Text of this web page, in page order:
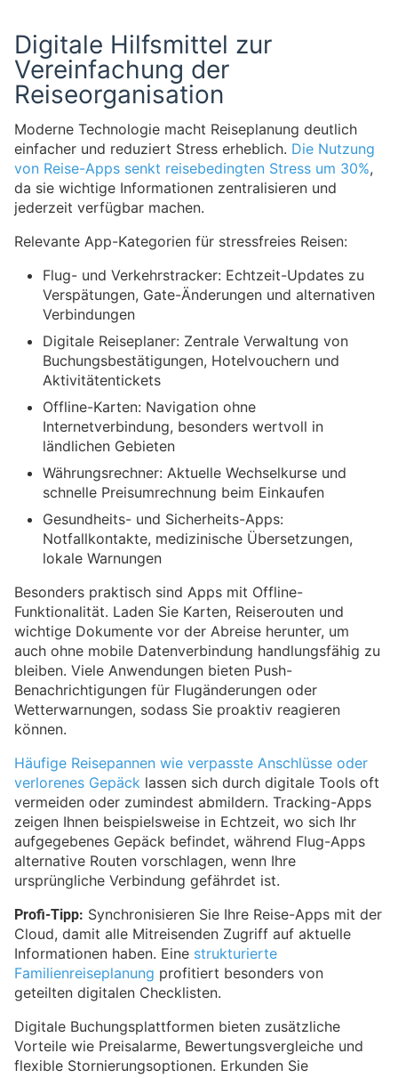
Digitale Hilfsmittel zur
Vereinfachung der
Reiseorganisation
Moderne Technologie macht Reiseplanung deutlich
einfacher und reduziert Stress erheblich. Die Nutzung
von Reise-Apps senkt reisebedingten Stress um 30%,
da sie wichtige Informationen zentralisieren und
jederzeit verfügbar machen.
Relevante App-Kategorien für stressfreies Reisen:
Flug- und Verkehrstracker: Echtzeit-Updates zu
Verspätungen, Gate-Änderungen und alternativen
Verbindungen
Digitale Reiseplaner: Zentrale Verwaltung von
Buchungsbestätigungen, Hotelvouchern und
Aktivitätentickets
Offline-Karten: Navigation ohne
Internetverbindung, besonders wertvoll in
ländlichen Gebieten
Währungsrechner: Aktuelle Wechselkurse und
schnelle Preisumrechnung beim Einkaufen
Gesundheits- und Sicherheits-Apps:
Notfallkontakte, medizinische Übersetzungen,
lokale Warnungen
Besonders praktisch sind Apps mit Offline-
Funktionalität. Laden Sie Karten, Reiserouten und
wichtige Dokumente vor der Abreise herunter, um
auch ohne mobile Datenverbindung handlungsfähig zu
bleiben. Viele Anwendungen bieten Push-
Benachrichtigungen für Flugänderungen oder
Wetterwarnungen, sodass Sie proaktiv reagieren
können.
Häufige Reisepannen wie verpasste Anschlüsse oder
verlorenes Gepäck lassen sich durch digitale Tools oft
vermeiden oder zumindest abmildern. Tracking-Apps
zeigen Ihnen beispielsweise in Echtzeit, wo sich Ihr
aufgegebenes Gepäck befindet, während Flug-Apps
alternative Routen vorschlagen, wenn Ihre
ursprüngliche Verbindung gefährdet ist.
Profi-Tipp: Synchronisieren Sie Ihre Reise-Apps mit der
Cloud, damit alle Mitreisenden Zugriff auf aktuelle
Informationen haben. Eine strukturierte
Familienreiseplanung profitiert besonders von
geteilten digitalen Checklisten.
Digitale Buchungsplattformen bieten zusätzliche
Vorteile wie Preisalarme, Bewertungsvergleiche und
flexible Stornierungsoptionen. Erkunden Sie